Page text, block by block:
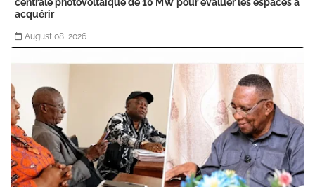
centrale photovoltaïque de 10 MW pour évaluer les espaces à
acquérir
August 08, 2026